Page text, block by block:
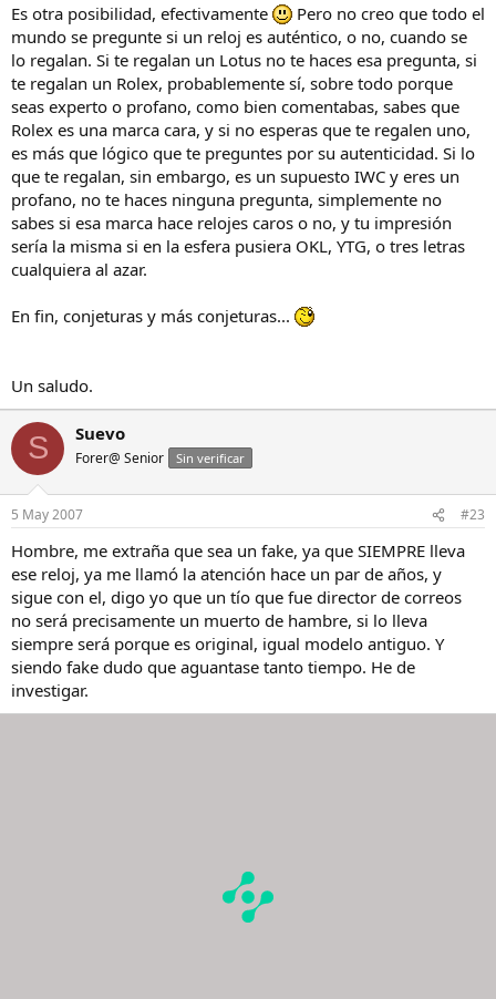
Es otra posibilidad, efectivamente
Pero no creo que todo el
mundo se pregunte si un reloj es auténtico, o no, cuando se
lo regalan. Si te regalan un Lotus no te haces esa pregunta, si
te regalan un Rolex, probablemente sí, sobre todo porque
seas experto o profano, como bien comentabas, sabes que
Rolex es una marca cara, y si no esperas que te regalen uno,
es más que lógico que te preguntes por su autenticidad. Si lo
que te regalan, sin embargo, es un supuesto IWC y eres un
profano, no te haces ninguna pregunta, simplemente no
sabes si esa marca hace relojes caros o no, y tu impresión
sería la misma si en la esfera pusiera OKL, YTG, o tres letras
cualquiera al azar.
En fin, conjeturas y más conjeturas...
Un saludo.
S Suevo
Forer@ Senior Sin verificar
5 May 2007 #23
Hombre, me extraña que sea un fake, ya que SIEMPRE lleva
ese reloj, ya me llamó la atención hace un par de años, y
sigue con el, digo yo que un tío que fue director de correos
no será precisamente un muerto de hambre, si lo lleva
siempre será porque es original, igual modelo antiguo. Y
siendo fake dudo que aguantase tanto tiempo. He de
investigar.